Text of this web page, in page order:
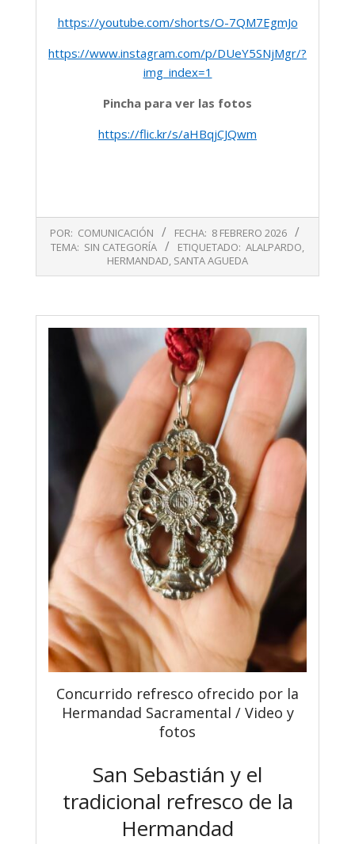
https://youtube.com/shorts/O-7QM7EgmJo
https://www.instagram.com/p/DUeY5SNjMgr/?
img_index=1
Pincha para ver las fotos
https://flic.kr/s/aHBqjCJQwm
02-
POR: COMUNICACIÓN FECHA: 8 FEBRERO 2026
TEMA: SIN CATEGORÍA ETIQUETADO: ALALPARDO,
HERMANDAD, SANTA AGUEDA
Concurrido refresco ofrecido por la
Hermandad Sacramental / Video y
fotos
San Sebastián y el
tradicional refresco de la
Hermandad